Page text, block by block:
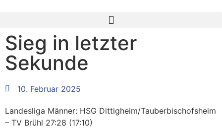
Sieg in letzter
Sekunde
10. Februar 2025
Landesliga Männer: HSG Dittigheim/Tauberbischofsheim
– TV Brühl 27:28 (17:10)